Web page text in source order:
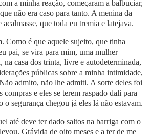
a minha reação, começaram a balbuciar,
não era caso para tanto. A menina da
que toda eu tremia e latejava.
Como é que aquele sujeito, que tinha
pai, se vira para mim, uma mulher
na casa dos trinta, livre e autodeterminada,
públicas sobre a minha intimidade,
admito, não lhe admiti. A sorte deles foi
compras e eles se terem raspado dali para
segurança chegou já eles lá não estavam.
até deve ter dado saltos na barriga com o
Grávida de oito meses e a ter de me